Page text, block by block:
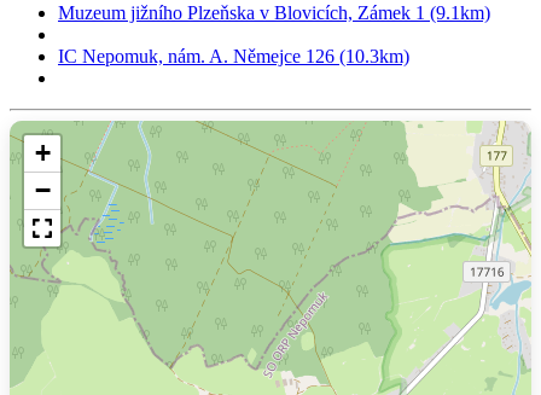
Muzeum jižního Plzeňska v Blovicích, Zámek 1 (9.1km)
IC Nepomuk, nám. A. Němejce 126 (10.3km)
+
−